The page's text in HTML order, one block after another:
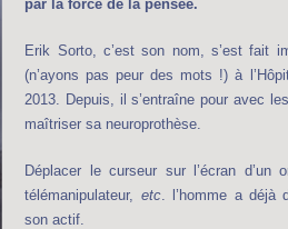
par la force de la pensée.
Erik Sorto, c’est son nom, s’est fait
(n’ayons pas peur des mots !) à
2013. Depuis, il s’entraîne pour avec
maîtriser sa neuroprothèse.
Déplacer le curseur sur l’écran d’un
télémanipulateur, etc. l’homme a déjà
son actif.